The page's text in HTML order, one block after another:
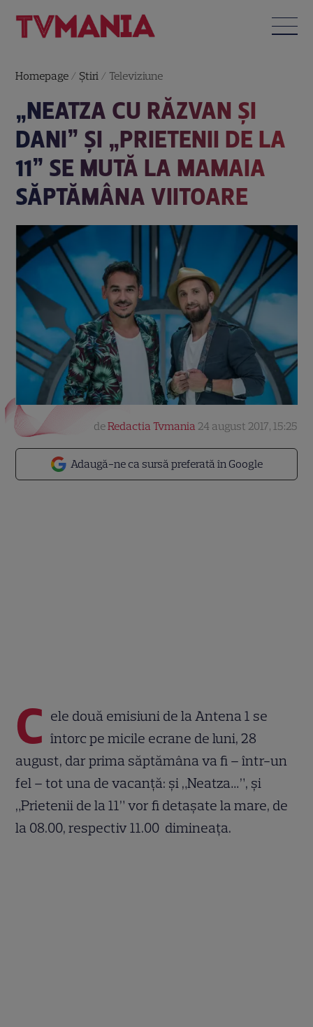
Homepage / Știri / Televiziune
„NEATZA CU RĂZVAN ŞI
DANI” ŞI „PRIETENII DE LA
11” SE MUTĂ LA MAMAIA
SĂPTĂMÂNA VIITOARE
Adaugă-ne ca sursă preferată în Google
deRedactia Tvmania 24 august 2017, 15:25
C ele două emisiuni de la Antena 1 se
întorc pe micile ecrane de luni, 28
august, dar prima săptămâna va fi – într-un
fel – tot una de vacanță: și „Neatza…”, și
„Prietenii de la 11” vor fi detașate la mare, de
la 08.00, respectiv 11.00 dimineața.